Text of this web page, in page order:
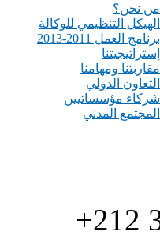
من نحن؟
الهيكل التنظيمي للوكالة
برنامج العمل 2011-2013
إستراتيجيتنا
مقاربتنا ومهامنا
التعاون الدولي
شركاء مؤسساتيين
المجتمع المدني
هاتف : 90/88 32 94 39 212+ فاكس : 11 19 94 39 212+